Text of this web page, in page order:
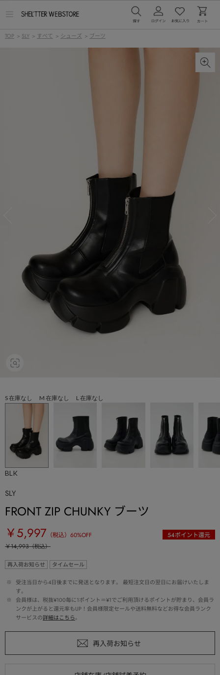
ー
TOP > SLY > すべて > シューズ > ブーツ
S 在庫なし M 在庫なし L 在庫なし
BLK
SLY
FRONT ZIP CHUNKY ブーツ
￥5,997 （税込） 60%OFF 54ポイント還元
￥14,993（税込）
再入荷お知らせ タイムセール
※
受注当日から4日後までに発送となります。 最短注文日の翌日にお届けいたしま
す。
※
会員様は、税抜¥100毎に1ポイント＝¥1でご利用頂けるポイントが貯まり、会員ラ
ンクが上がると還元率もUP！会員様限定セールや送料無料などお得な会員ランク
サービスの詳細はこちら。